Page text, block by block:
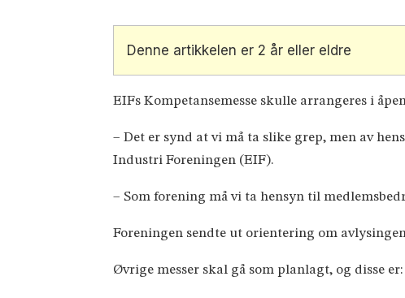
Denne artikkelen er 2 år eller eldre
EIFs Kompetansemesse skulle arrangeres i
– Det er synd at vi må ta slike grep, men av
Industri Foreningen (EIF).
– Som forening må vi ta hensyn til
Foreningen sendte ut orientering om
Øvrige messer skal gå som planlagt, og disse er: